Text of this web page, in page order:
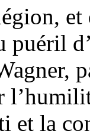
et
puéril
et la